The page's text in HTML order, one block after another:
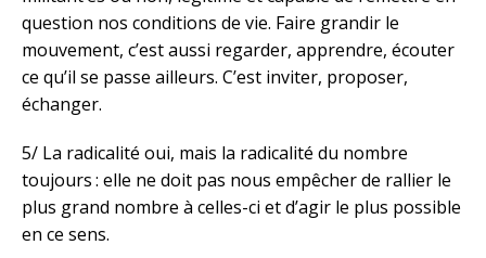
question nos conditions de vie. Faire grandir le
mouvement, c’est aussi regarder, apprendre, écouter
ce qu’il se passe ailleurs. C’est inviter, proposer,
échanger.
5/ La radicalité oui, mais la radicalité du nombre
toujours : elle ne doit pas nous empêcher de rallier le
plus grand nombre à celles-ci et d’agir le plus possible
en ce sens.